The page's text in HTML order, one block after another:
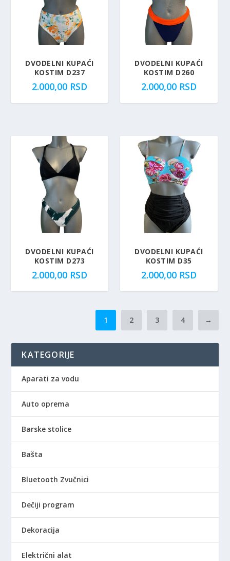
DVODELNI KUPAĆI
KOSTIM D237
2.000,00 RSD
DVODELNI KUPAĆI
KOSTIM D260
2.000,00 RSD
DVODELNI KUPAĆI
KOSTIM D273
2.000,00 RSD
DVODELNI KUPAĆI
KOSTIM D35
2.000,00 RSD
1 2 3 4 →
KATEGORIJE
Aparati za vodu
Auto oprema
Barske stolice
Bašta
Bluetooth Zvučnici
Dečiji program
Dekoracija
Električni alat